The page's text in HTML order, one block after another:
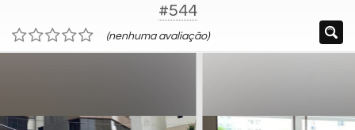
#544
(nenhuma avaliação)